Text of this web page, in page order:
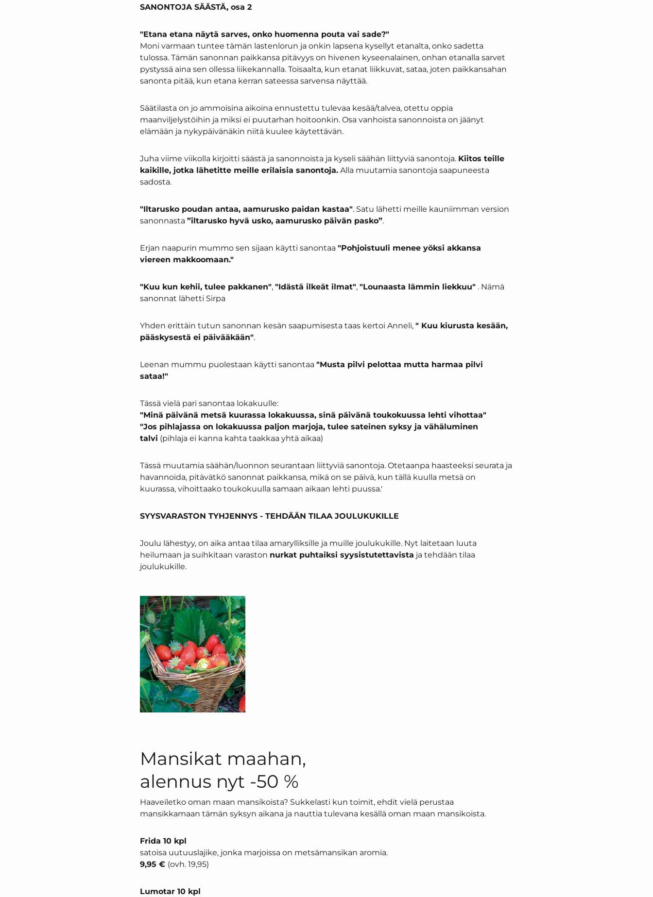
SANONTOJA SÄÄSTÄ, osa 2
"Etana etana näytä sarves, onko huomenna pouta vai sade?"
Moni varmaan tuntee tämän lastenlorun ja onkin lapsena kysellyt etanalta, onko sadetta
tulossa. Tämän sanonnan paikkansa pitävyys on hivenen kyseenalainen, onhan etanalla sarvet
pystyssä aina sen ollessa liikekannalla. Toisaalta, kun etanat liikkuvat, sataa, joten paikkansahan
sanonta pitää, kun etana kerran sateessa sarvensa näyttää.
Säätilasta on jo ammoisina aikoina ennustettu tulevaa kesää/talvea, otettu oppia
maanviljelystöihin ja miksi ei puutarhan hoitoonkin. Osa vanhoista sanonnoista on jäänyt
elämään ja nykypäivänäkin niitä kuulee käytettävän.
Juha viime viikolla kirjoitti säästä ja sanonnoista ja kyseli säähän liittyviä sanontoja. Kiitos teille
kaikille, jotka lähetitte meille erilaisia sanontoja. Alla muutamia sanontoja saapuneesta
sadosta.
"Iltarusko poudan antaa, aamurusko paidan kastaa". Satu lähetti meille kauniimman version
sanonnasta ”iltarusko hyvä usko, aamurusko päivän pasko”.
Erjan naapurin mummo sen sijaan käytti sanontaa "Pohjoistuuli menee yöksi akkansa
viereen makkoomaan."
"Kuu kun kehii, tulee pakkanen", "Idästä ilkeät ilmat", "Lounaasta lämmin liekkuu" . Nämä
sanonnat lähetti Sirpa
Yhden erittäin tutun sanonnan kesän saapumisesta taas kertoi Anneli, " Kuu kiurusta kesään,
pääskysestä ei päivääkään".
Leenan mummu puolestaan käytti sanontaa "Musta pilvi pelottaa mutta harmaa pilvi
sataa!"
Tässä vielä pari sanontaa lokakuulle:
"Minä päivänä metsä kuurassa lokakuussa, sinä päivänä toukokuussa lehti vihottaa"
"Jos pihlajassa on lokakuussa paljon marjoja, tulee sateinen syksy ja vähäluminen
talvi (pihlaja ei kanna kahta taakkaa yhtä aikaa)
Tässä muutamia säähän/luonnon seurantaan liittyviä sanontoja. Otetaanpa haasteeksi seurata ja
havannoida, pitävätkö sanonnat paikkansa, mikä on se päivä, kun tällä kuulla metsä on
kuurassa, vihoittaako toukokuulla samaan aikaan lehti puussa.'
SYYSVARASTON TYHJENNYS - TEHDÄÄN TILAA JOULUKUKILLE
Joulu lähestyy, on aika antaa tilaa amarylliksille ja muille joulukukille. Nyt laitetaan luuta
heilumaan ja suihkitaan varaston nurkat puhtaiksi syysistutettavista ja tehdään tilaa
joulukukille.
Mansikat maahan,
alennus nyt -50 %
Haaveiletko oman maan mansikoista? Sukkelasti kun toimit, ehdit vielä perustaa
mansikkamaan tämän syksyn aikana ja nauttia tulevana kesällä oman maan mansikoista.
Frida 10 kpl
satoisa uutuuslajike, jonka marjoissa on metsämansikan aromia.
9,95 € (ovh. 19,95)
Lumotar 10 kpl